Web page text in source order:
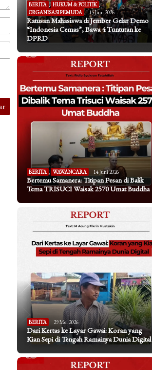
BERITA , HUKUM & POLITIK ,
ORGANISASI PEMUDA
15 Juni 2026
Ratusan Mahasiswa di Jember Gelar Demo
“Indonesia Cemas”, Bawa 4 Tuntutan ke
DPRD
BERITA WAWANCARA 14 Juni 2026
Bertemu Samanera: Titipan Pesan di Balik
Tema TRISUCI Waisak 2570 Umat Buddha
BERITA 29 Mei 2026
Dari Kertas ke Layar Gawai: Koran yang
Kian Sepi di Tengah Ramainya Dunia Digital